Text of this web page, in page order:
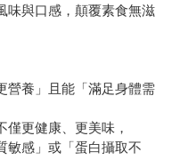
味與口感，顛覆素食無滋
營養」且能「滿足身體需
更健康、更美味，
敏感」或「蛋白攝取不